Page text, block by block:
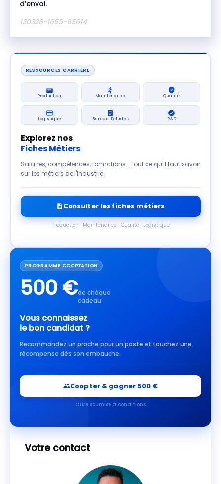
d’envoi.
130326-1655-65614
RESSOURCES CARRIÈRE
Production Maintenance Qualité
Logistique Bureau d'études R&D
Explorez nos
Fiches Métiers
Salaires, compétences, formations… Tout ce qu'il faut savoir
sur les métiers de l'industrie.
Consulter les fiches métiers
Production · Maintenance · Qualité · Logistique
PROGRAMME COOPTATION
500 €de chèque
cadeau
Vous connaissez
le bon candidat ?
Recommandez un proche pour un poste et touchez une
récompense dès son embauche.
Coopter & gagner 500 €
Offre soumise à conditions
Votre contact